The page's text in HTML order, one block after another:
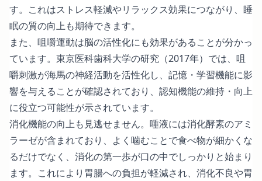
す。これはストレス軽減やリラックス効果につながり、睡
眠の質の向上も期待できます。
また、咀嚼運動は脳の活性化にも効果があることが分かっ
ています。東京医科歯科大学の研究（2017年）では、咀
嚼刺激が海馬の神経活動を活性化し、記憶・学習機能に影
響を与えることが確認されており、認知機能の維持・向上
に役立つ可能性が示されています。
消化機能の向上も見逃せません。唾液には消化酵素のアミ
ラーゼが含まれており、よく噛むことで食べ物が細かくな
るだけでなく、消化の第一歩が口の中でしっかりと始まり
ます。これにより胃腸への負担が軽減され、消化不良や胃